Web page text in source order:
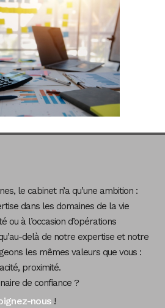
le cabinet n’a qu’une ambition :
dans les domaines de la vie
ou à l’occasion d’opérations
delà de notre expertise et notre
les mêmes valeurs que vous :
proximité.
de confiance ?
nous!